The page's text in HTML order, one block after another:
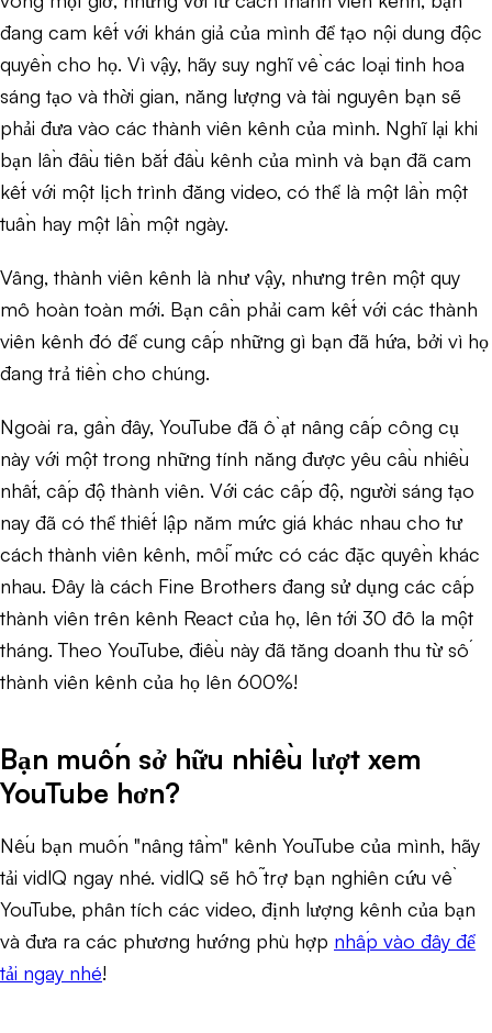
đang cam kết với khán giả của mình để tạo nội dung độc
quyền cho họ. Vì vậy, hãy suy nghĩ về các loại tinh hoa
sáng tạo và thời gian, năng lượng và tài nguyên bạn sẽ
phải đưa vào các thành viên kênh của mình. Nghĩ lại khi
bạn lần đầu tiên bắt đầu kênh của mình và bạn đã cam
kết với một lịch trình đăng video, có thể là một lần một
tuần hay một lần một ngày.
Vâng, thành viên kênh là như vậy, nhưng trên một quy
mô hoàn toàn mới. Bạn cần phải cam kết với các thành
viên kênh đó để cung cấp những gì bạn đã hứa, bởi vì họ
đang trả tiền cho chúng.
Ngoài ra, gần đây, YouTube đã ồ ạt nâng cấp công cụ
này với một trong những tính năng được yêu cầu nhiều
nhất, cấp độ thành viên. Với các cấp độ, người sáng tạo
nay đã có thể thiết lập năm mức giá khác nhau cho tư
cách thành viên kênh, mỗi mức có các đặc quyền khác
nhau. Đây là cách Fine Brothers đang sử dụng các cấp
thành viên trên kênh React của họ, lên tới 30 đô la một
tháng. Theo YouTube, điều này đã tăng doanh thu từ số
thành viên kênh của họ lên 600%!
Bạn muốn sở hữu nhiều lượt xem
YouTube hơn?
Nếu bạn muốn "nâng tầm" kênh YouTube của mình, hãy
tải vidlQ ngay nhé. vidlQ sẽ hỗ trợ bạn nghiên cứu về
YouTube, phân tích các video, định lượng kênh của bạn
và đưa ra các phương hướng phù hợp nhấp vào đây để
tải ngay nhé!